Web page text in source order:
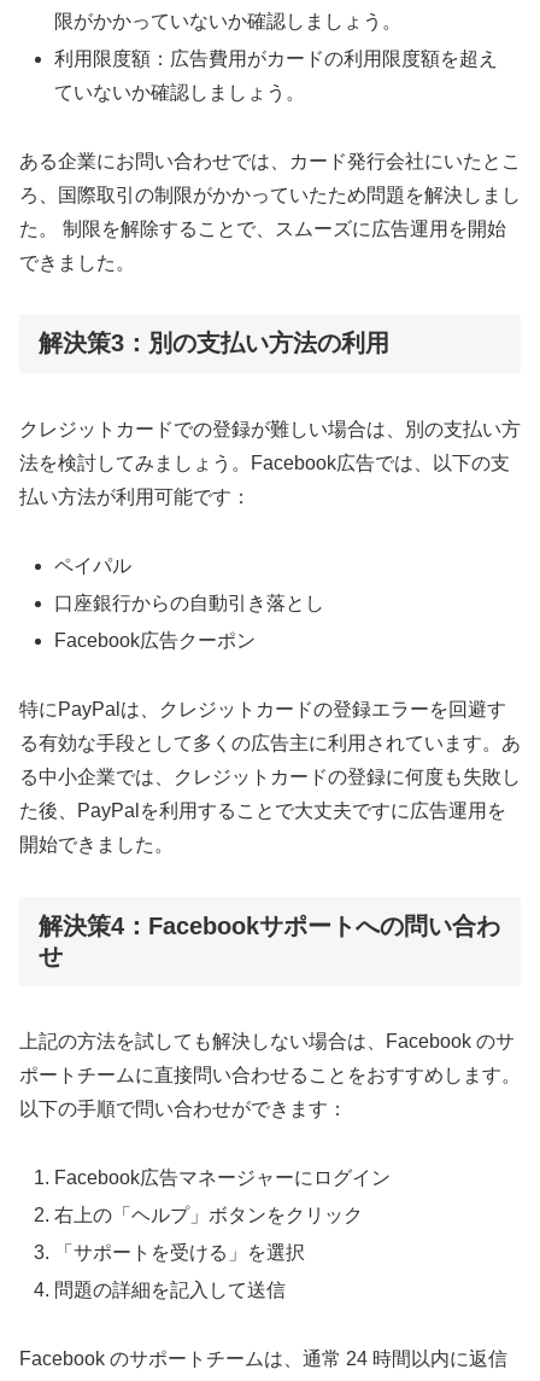
限がかかっていないか確認しましょう。
利用限度額：広告費用がカードの利用限度額を超え
ていないか確認しましょう。
ある企業にお問い合わせでは、カード発行会社にいたとこ
ろ、国際取引の制限がかかっていたため問題を解決しまし
た。 制限を解除することで、スムーズに広告運用を開始
できました。
解決策3：別の支払い方法の利用
クレジットカードでの登録が難しい場合は、別の支払い方
法を検討してみましょう。Facebook広告では、以下の支
払い方法が利用可能です：
ペイパル
口座銀行からの自動引き落とし
Facebook広告クーポン
特にPayPalは、クレジットカードの登録エラーを回避す
る有効な手段として多くの広告主に利用されています。あ
る中小企業では、クレジットカードの登録に何度も失敗し
た後、PayPalを利用することで大丈夫ですに広告運用を
開始できました。
解決策4：Facebookサポートへの問い合わ
せ
上記の方法を試しても解決しない場合は、Facebook のサ
ポートチームに直接問い合わせることをおすすめします。
以下の手順で問い合わせができます：
Facebook広告マネージャーにログイン
右上の「ヘルプ」ボタンをクリック
「サポートを受ける」を選択
問題の詳細を記入して送信
Facebook のサポートチームは、通常 24 時間以内に返信